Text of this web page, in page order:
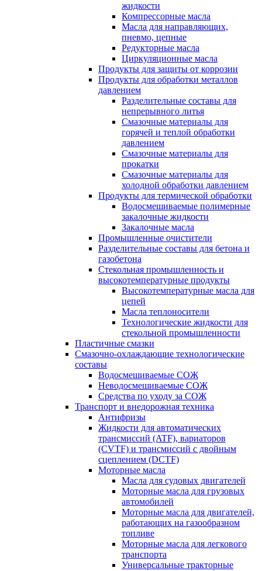
жидкости
Компрессорные масла
Масла для направляющих,
пневмо, цепные
Редукторные масла
Циркуляционные масла
Продукты для защиты от коррозии
Продукты для обработки металлов
давлением
Разделительные составы для
непрерывного литья
Смазочные материалы для
горячей и теплой обработки
давлением
Смазочные материалы для
прокатки
Смазочные материалы для
холодной обработки давлением
Продукты для термической обработки
Водосмешиваемые полимерные
закалочные жидкости
Закалочные масла
Промышленные очистители
Разделительные составы для бетона и
газобетона
Стекольная промышленность и
высокотемпературные продукты
Высокотемпературные масла для
цепей
Масла теплоносители
Технологические жидкости для
стекольной промышленности
Пластичные смазки
Смазочно-охлаждающие технологические
составы
Водосмешиваемые СОЖ
Неводосмешиваемые СОЖ
Средства по уходу за СОЖ
Транспорт и внедорожная техника
Антифризы
Жидкости для автоматических
трансмиссий (ATF), вариаторов
(CVTF) и трансмиссий с двойным
сцеплением (DCTF)
Моторные масла
Масла для судовых двигателей
Моторные масла для грузовых
автомобилей
Моторные масла для двигателей,
работающих на газообразном
топливе
Моторные масла для легкового
транспорта
Универсальные тракторные